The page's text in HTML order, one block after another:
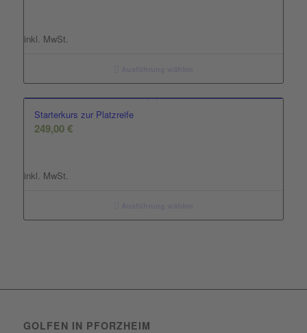
inkl. MwSt.
Starterkurs zur Platzreife
249,00€
inkl. MwSt.
GOLFEN IN PFORZHEIM